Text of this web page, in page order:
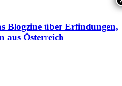
Blogzine über Erfindungen,
aus Österreich